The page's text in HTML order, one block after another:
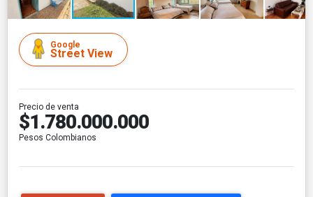
Google
Street View
Precio de venta
$1.780.000.000
Pesos Colombianos